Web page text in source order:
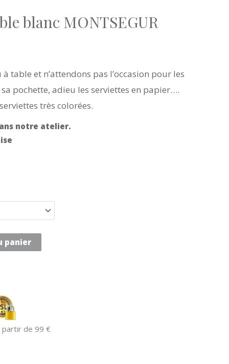
blanc MONTSEGUR
table et n’attendons pas l’occasion pour les
pochette, adieu les serviettes en papier….
très colorées.
notre atelier.
panier
partir de 99 €